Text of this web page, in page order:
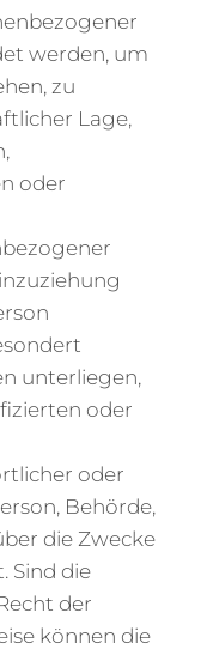
werden, um
zu
Lage,
oder
unterliegen,
oder
oder
Behörde,
die Zwecke
Sind die
der
können die